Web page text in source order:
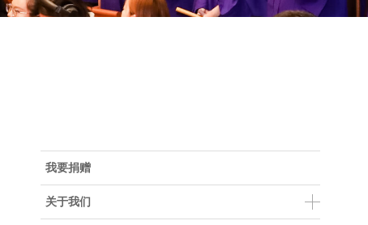
Accra
我要捐赠
关于我们